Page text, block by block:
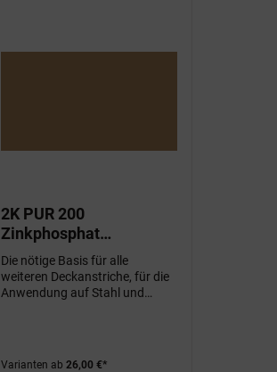
2K PUR 200
Zinkphosphat
Grundierung
Die nötige Basis für alle
weiteren Deckanstriche, für die
Anwendung auf Stahl und
Varianten ab 26,00 €*